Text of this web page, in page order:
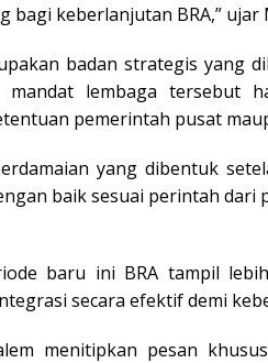
bagi keberlanjutan BRA,” ujar
badan strategis yang
mandat lembaga tersebut
pemerintah pusat
yang dibentuk
baik sesuai perintah dari
baru ini BRA tampil
secara efektif demi
menitipkan pesan